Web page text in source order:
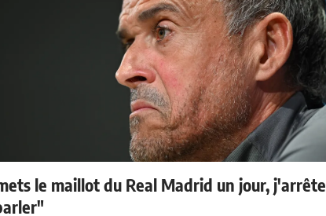
le maillot du Real Madrid un jour, j'arrête